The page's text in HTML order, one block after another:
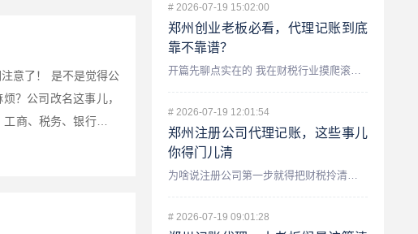
意了！ 是不是觉得公
？公司改名这事儿，
商、税务、银行、许
的会计师...
# 2026-07-19 15:02:00
郑州创业老板必看，代理记账到底
靠不靠谱？
# 2026-07-19 12:01:54
郑州注册公司代理记账，这些事儿
你得门儿清
# 2026-07-19 09:01:28